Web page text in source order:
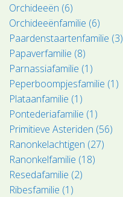
Orchideeën (6)
Orchideeënfamilie (6)
Paardenstaartenfamilie (3)
Papaverfamilie (8)
Parnassiafamilie (1)
Peperboompjesfamilie (1)
Plataanfamilie (1)
Pontederiafamilie (1)
Primitieve Asteriden (56)
Ranonkelachtigen (27)
Ranonkelfamilie (18)
Resedafamilie (2)
Ribesfamilie (1)